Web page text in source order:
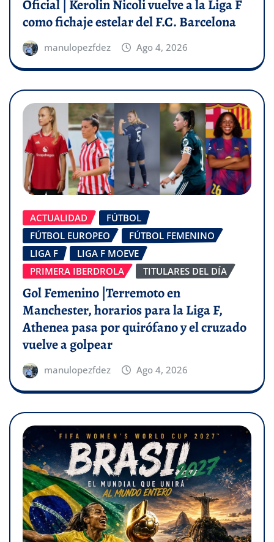
Oficial | Kerolin Nicoli vuelve a la Liga F
como fichaje estelar del F.C. Barcelona
manulopezfdez Ago 4, 2026
ACTUALIDAD
FÚTBOL
FÚTBOL EUROPEO
FÚTBOL FEMENINO
LIGA F
LIGA F MOEVE
PRIMERA IBERDROLA
TITULARES DEL DÍA
Gol Femenino |Terremoto en
Manchester, horarios para la Liga F,
Athenea pasa por quirófano y el cruzado
vuelve a golpear
manulopezfdez Ago 4, 2026